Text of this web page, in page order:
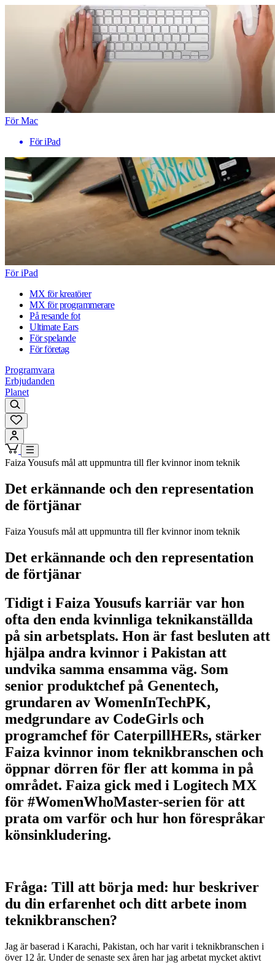
För Mac
För iPad
För iPad
MX för kreatörer
MX för programmerare
På resande fot
Ultimate Ears
För spelande
För företag
Programvara
Erbjudanden
Planet
Faiza Yousufs mål att uppmuntra till fler kvinnor inom teknik
Det erkännande och den representation
de förtjänar
Faiza Yousufs mål att uppmuntra till fler kvinnor inom teknik
Det erkännande och den representation
de förtjänar
Tidigt i Faiza Yousufs karriär var hon
ofta den enda kvinnliga teknikanställda
på sin arbetsplats. Hon är fast besluten att
hjälpa andra kvinnor i Pakistan att
undvika samma ensamma väg. Som
senior produktchef på Genentech,
grundaren av WomenInTechPK,
medgrundare av CodeGirls och
programchef för CaterpillHERs, stärker
Faiza kvinnor inom teknikbranschen och
öppnar dörren för fler att komma in på
området. Faiza gick med i Logitech MX
för #WomenWhoMaster-serien för att
prata om varför och hur hon förespråkar
könsinkludering.
Fråga: Till att börja med: hur beskriver
du din erfarenhet och ditt arbete inom
teknikbranschen?
Jag är baserad i Karachi, Pakistan, och har varit i teknikbranschen i
över 12 år. Under de senaste sex åren har jag arbetat mycket aktivt